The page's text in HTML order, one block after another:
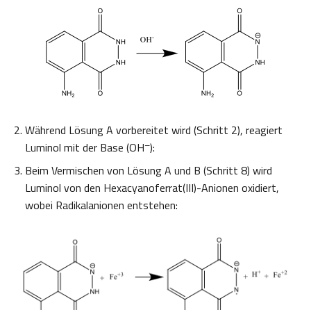
Während Lösung A vorbereitet wird (Schritt 2), reagiert
Luminol mit der Base (OH–):
Beim Vermischen von Lösung A und B (Schritt 8) wird
Luminol von den Hexacyanoferrat(III)-Anionen oxidiert,
wobei Radikalanionen entstehen: